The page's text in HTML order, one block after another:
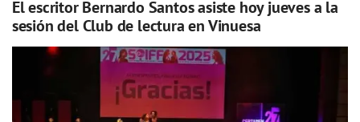
El escritor Bernardo Santos asiste hoy jueves a la
sesión del Club de lectura en Vinuesa